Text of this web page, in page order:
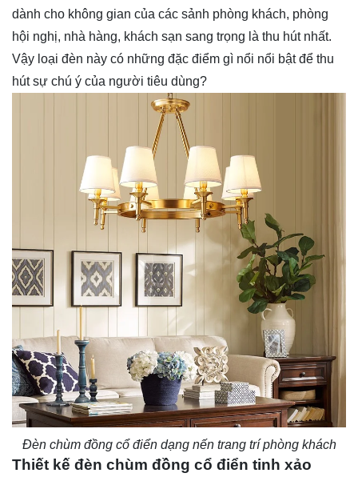
dành cho không gian của các sảnh phòng khách, phòng
hội nghị, nhà hàng, khách sạn sang trọng là thu hút nhất.
Vậy loại đèn này có những đặc điểm gì nổi nổi bật để thu
hút sự chú ý của người tiêu dùng?
Đèn chùm đồng cổ điển dạng nến trang trí phòng khách
Thiết kế đèn chùm đồng cổ điển tinh xảo